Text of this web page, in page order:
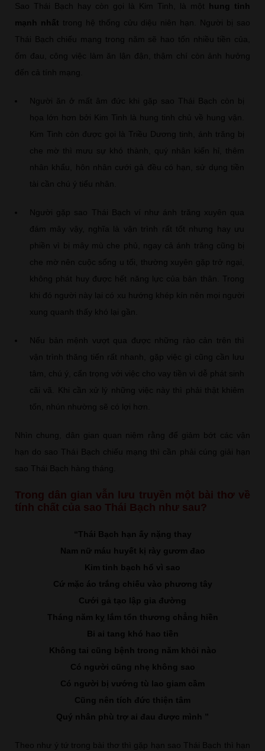
Sao Thái Bạch hay còn gọi là Kim Tinh, là một hung tinh
mạnh nhất trong hệ thống cửu diệu niên hạn. Người bị sao
Thái Bạch chiếu mạng trong năm sẽ hao tốn nhiều tiền của,
ốm đau, công việc làm ăn lận đận, thậm chí còn ảnh hưởng
đến cả tính mạng.
Người ăn ở mất âm đức khi gặp sao Thái Bạch còn bị
họa lớn hơn bởi Kim Tinh là hung tinh chủ về hung vận.
Kim Tinh còn được gọi là Triều Dương tinh, ánh trăng bị
che mờ thì mưu sự khó thành, quý nhân kiến hỉ, thêm
nhân khẩu, hôn nhân cưới gả đều có hạn, sử dụng tiền
tài cần chú ý tiểu nhân.
Người gặp sao Thái Bạch ví như ánh trăng xuyên qua
đám mây vậy, nghĩa là vận trình rất tốt nhưng hay ưu
phiền vì bị mây mù che phủ, ngay cả ánh trăng cũng bị
che mờ nên cuộc sống u tối, thường xuyên gặp trở ngại,
không phát huy được hết năng lực của bản thân. Trong
khi đó người này lại có xu hướng khép kín nên mọi người
xung quanh thấy khó lại gần.
Nếu bản mệnh vượt qua được những rào cản trên thì
vận trình thăng tiến rất nhanh, gặp việc gì cũng cần lưu
tâm, chú ý, cẩn trọng với việc cho vay tiền vì dễ phát sinh
cãi vã. Khi cần xử lý những việc này thì phải thật khiêm
tốn, nhún nhường sẽ có lợi hơn.
Nhìn chung, dân gian quan niệm rằng để giảm bớt các vận
hạn do sao Thái Bạch chiếu mạng thì cần phải cúng giải hạn
sao Thái Bạch hàng tháng.
Trong dân gian vẫn lưu truyền một bài thơ về
tính chất của sao Thái Bạch như sau?
“Thái Bạch hạn ấy nặng thay
Nam nữ máu huyết kị rày gươm đao
Kim tinh bạch hổ vì sao
Cứ mặc áo trắng chiếu vào phương tây
Cưới gả tạo lập gia đường
Tháng năm kỵ lắm tổn thương chẳng hiền
Bi ai tang khó hao tiền
Không tai cũng bệnh trong năm khỏi nào
Có người cũng nhẹ không sao
Có người bị vướng tù lao giam cầm
Cũng nên tích đức thiện tâm
Quý nhân phù trợ ai đau được mình ”
Theo như ý tứ trong bài thơ thì gặp hạn sao Thái Bạch thì hạn